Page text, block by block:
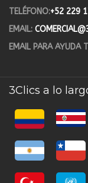
TELÉFONO:+52 229
EMAIL:
EMAIL PARA AYUDA
3Clics a lo